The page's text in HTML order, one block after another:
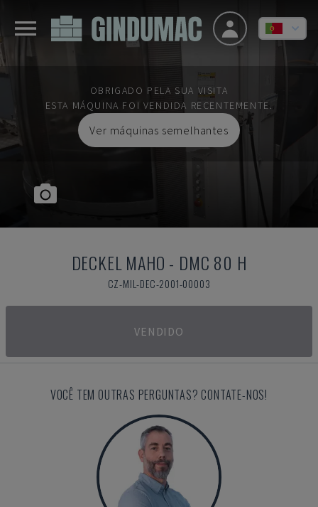
OBRIGADO PELA SUA VISITA
ESTA MÁQUINA FOI VENDIDA RECENTEMENTE.
Ver máquinas semelhantes
DECKEL MAHO - DMC 80 H
CZ-MIL-DEC-2001-00003
VENDIDO
VOCÊ TEM OUTRAS PERGUNTAS? CONTATE-NOS!